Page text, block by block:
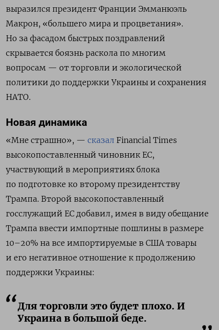
выразился президент Франции Эмманюэль
Макрон, «большего мира и процветания».
Но за фасадом быстрых поздравлений
скрывается боязнь раскола по многим
вопросам — от торговли и экологической
политики до поддержки Украины и сохранения
НАТО.
Новая динамика
«Мне страшно», — сказал Financial Times
высокопоставленный чиновник ЕС,
участвующий в мероприятиях блока
по подготовке ко второму президентству
Трампа. Второй высокопоставленный
госслужащий ЕС добавил, имея в виду обещание
Трампа ввести импортные пошлины в размере
10–20% на все импортируемые в США товары
и его негативное отношение к продолжению
поддержки Украины:
Для торговли это будет плохо. И
Украина в большой беде.